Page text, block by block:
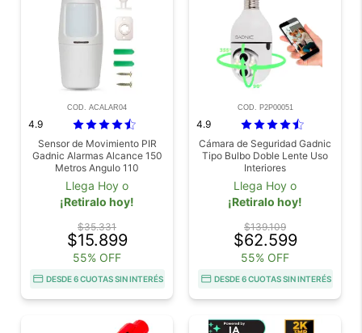
COD. ACALAR04
4.9
Sensor de Movimiento PIR
Gadnic Alarmas Alcance 150
Metros Angulo 110
Frecuencia 433 MHz
Llega Hoy o
¡Retiralo hoy!
$35.331
$15.899
55% OFF
DESDE 6 CUOTAS SIN INTERÉS
COD. P2P00051
4.9
Cámara de Seguridad Gadnic
Tipo Bulbo Doble Lente Uso
Interiores
Llega Hoy o
¡Retiralo hoy!
$139.109
$62.599
55% OFF
DESDE 6 CUOTAS SIN INTERÉS